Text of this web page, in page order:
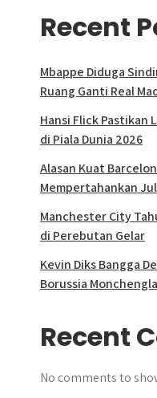
Recent
Mbappe Diduga
Ruang Ganti Real
Hansi Flick Pastikan
di Piala Dunia 2026
Alasan Kuat
Mempertahankan
Manchester City
di Perebutan Gelar
Kevin Diks Bangga
Borussia
Recent
No comments to